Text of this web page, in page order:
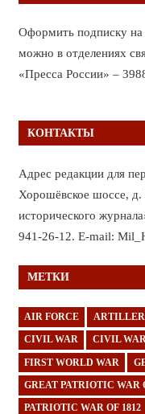
Оформить подписку на
можно в отделениях
«Пресса России» –
КОНТАКТЫ
Адрес редакции для
Хорошёвское шоссе,
исторического
941-26-12. E-mail:
МЕТКИ
AIR FORCE
CIVIL WAR CIVIL
FIRST WORLD WAR
GREAT PATRIOTIC WAR
PATRIOTIC WAR OF 1812